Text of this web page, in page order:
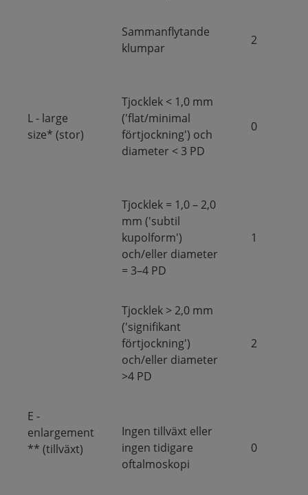
Sammanflytande
klumpar
2
L - large
size* (stor)
Tjocklek < 1,0 mm
('flat/minimal
förtjockning') och
diameter < 3 PD
0
Tjocklek = 1,0 – 2,0
mm ('subtil
kupolform')
och/eller diameter
= 3–4 PD
1
Tjocklek > 2,0 mm
('signifikant
förtjockning')
och/eller diameter
>4 PD
2
E -
enlargement
** (tillväxt)
Ingen tillväxt eller
ingen tidigare
oftalmoskopi
0